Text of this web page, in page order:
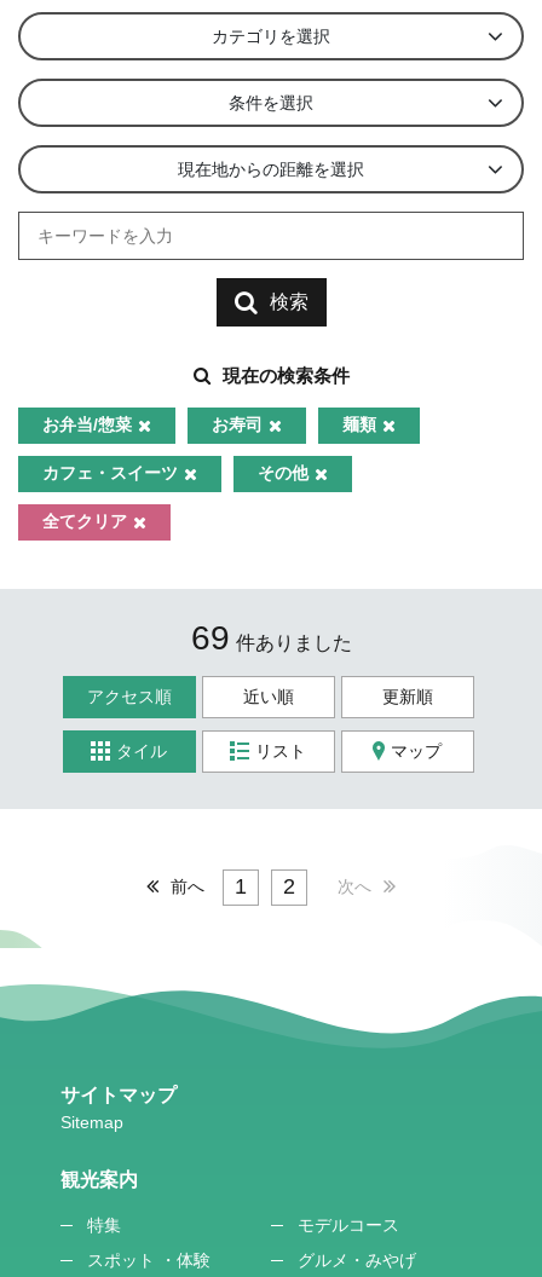
カテゴリを選択
条件を選択
現在地からの距離を選択
検索
現在の検索条件
お弁当/惣菜 お寿司 麺類
カフェ・スイーツ その他
全てクリア
69 件ありました
アクセス順 近い順 更新順
タイル リスト マップ
前へ 1 2 次へ
サイトマップ
観光案内
特集
モデルコース
スポット ・体験
グルメ・みやげ